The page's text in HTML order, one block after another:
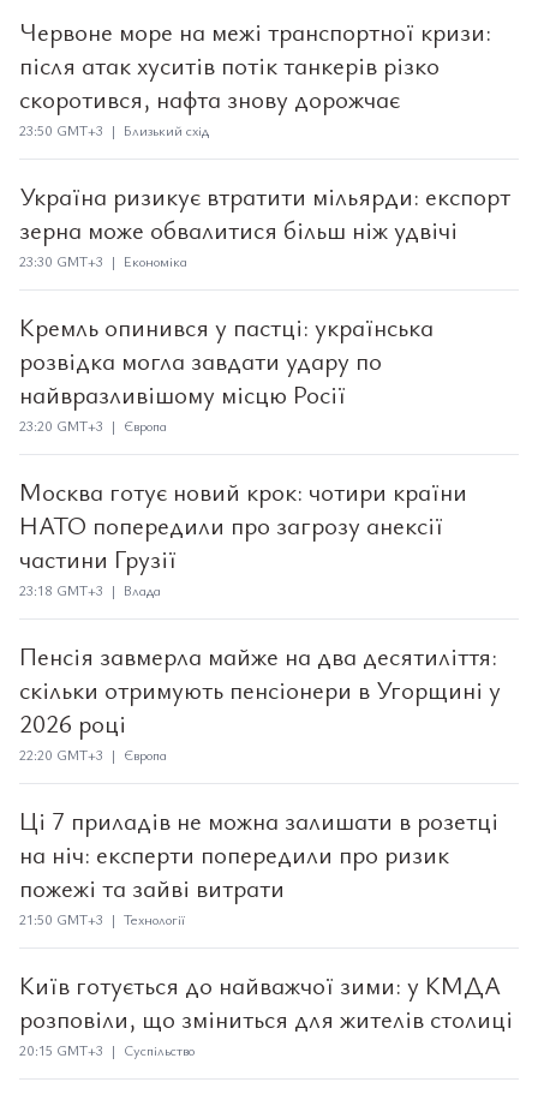
Червоне море на межі транспортної кризи:
після атак хуситів потік танкерів різко
скоротився, нафта знову дорожчає
23:50 GMT+3 | Близький схід
Україна ризикує втратити мільярди: експорт
зерна може обвалитися більш ніж удвічі
23:30 GMT+3 | Економіка
Кремль опинився у пастці: українська
розвідка могла завдати удару по
найвразливішому місцю Росії
23:20 GMT+3 | Європа
Москва готує новий крок: чотири країни
НАТО попередили про загрозу анексії
частини Грузії
23:18 GMT+3 | Влада
Пенсія завмерла майже на два десятиліття:
скільки отримують пенсіонери в Угорщині у
2026 році
22:20 GMT+3 | Європа
Ці 7 приладів не можна залишати в розетці
на ніч: експерти попередили про ризик
пожежі та зайві витрати
21:50 GMT+3 | Технології
Київ готується до найважчої зими: у КМДА
розповіли, що зміниться для жителів столиці
20:15 GMT+3 | Суспільство